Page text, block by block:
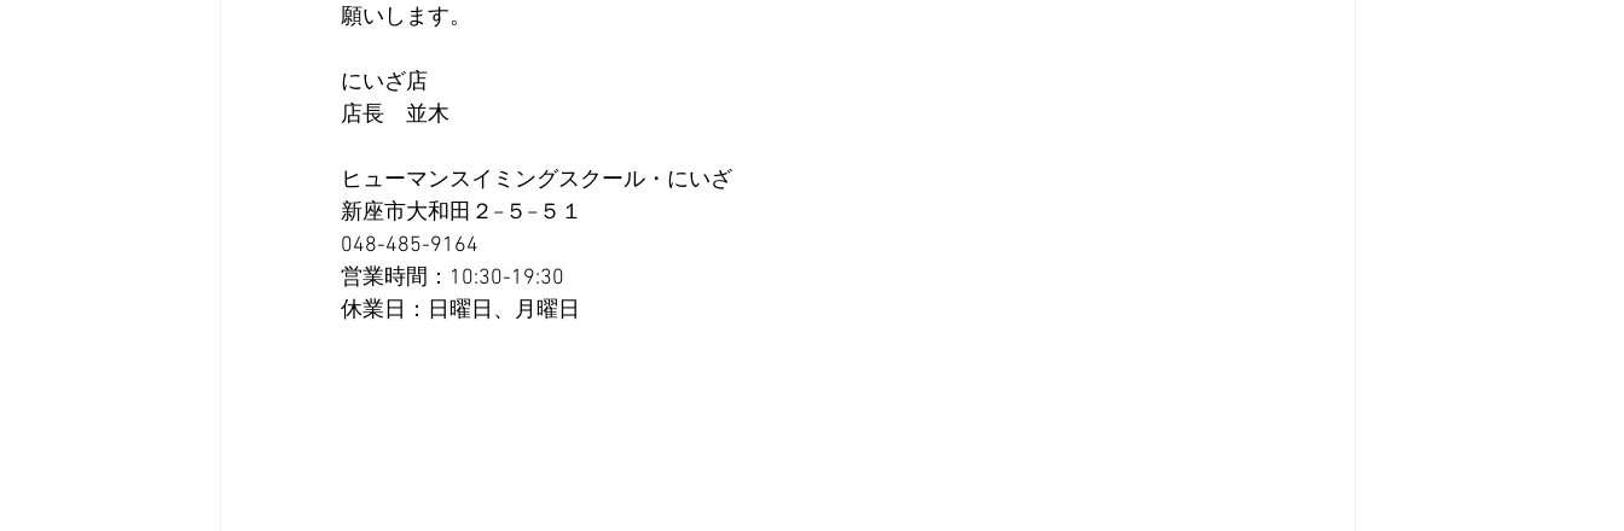
願いします。
にいざ店
店長　並木
ヒューマンスイミングスクール・にいざ
新座市大和田２−５−５１
048-485-9164
営業時間：10:30-19:30
休業日：日曜日、月曜日